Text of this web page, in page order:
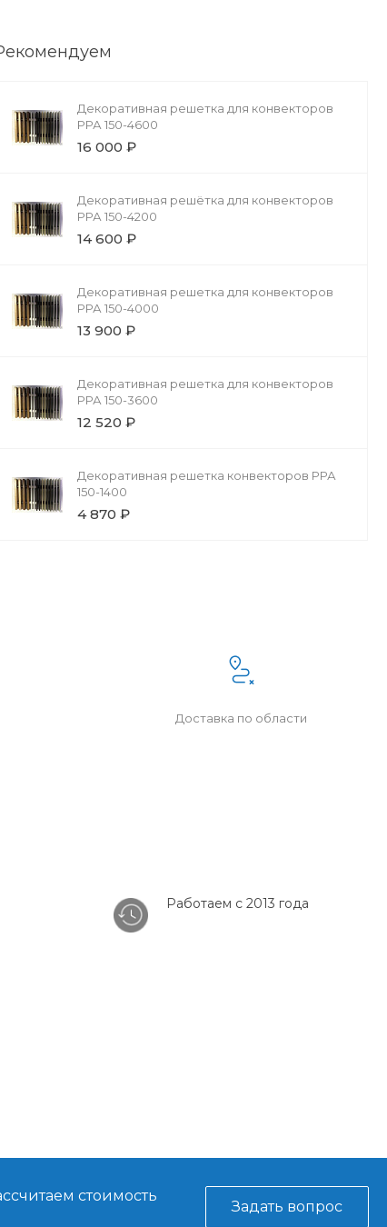
Декоративная решетка для конвекторов
РРА 150-4600
16 000 ₽
Декоративная решётка для конвекторов
РРА 150-4200
14 600 ₽
Декоративная решетка для конвекторов
РРА 150-4000
13 900 ₽
Декоративная решетка для конвекторов
РРА 150-3600
12 520 ₽
Декоративная решетка конвекторов РРА
150-1400
4 870 ₽
Доставка по области
Работаем с 2013 года
стоимость
Задать вопрос